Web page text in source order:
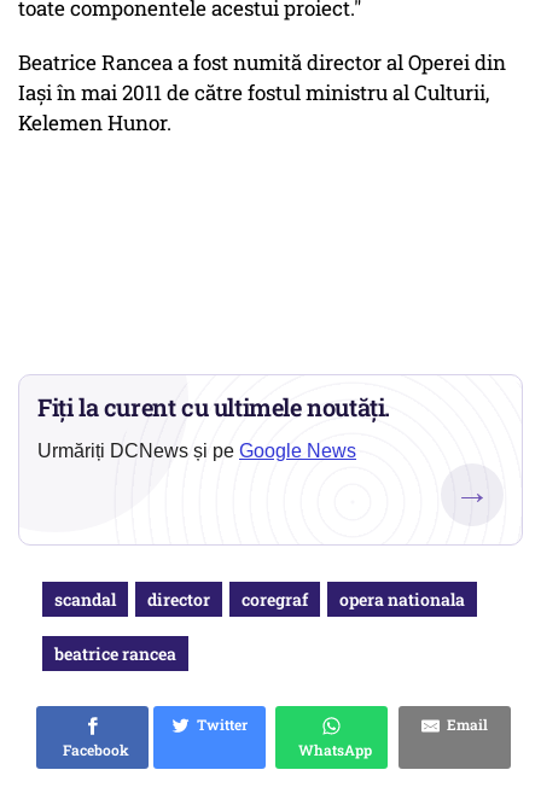
toate componentele acestui proiect."
Beatrice Rancea a fost numită director al Operei din
Iași în mai 2011 de către fostul ministru al Culturii,
Kelemen Hunor.
Fiți la curent cu ultimele noutăți.
Urmăriți DCNews și pe Google News
→
scandal director coregraf opera nationala
beatrice rancea
Facebook
Twitter
WhatsApp
Email